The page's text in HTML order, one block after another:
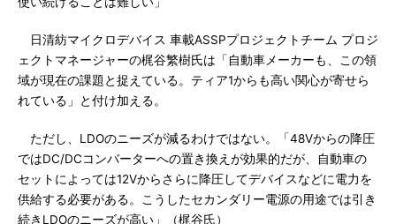
日清紡マイクロデバイス 車載ASSPプロジェクトチーム プロジ
ェクトマネージャーの梶谷繁樹氏は「自動車メーカーも、この領
域が現在の課題と捉えている。ティア1からも高い関心が寄せら
れている」と付け加える。
ただし、LDOのニーズが減るわけではない。「48Vからの降圧
ではDC/DCコンバーターへの置き換えが効果的だが、自動車の
セットによっては12Vからさらに降圧してデバイスなどに電力を
供給する必要がある。こうしたセカンダリー電源の用途では引き
続きLDOのニーズが高い」（梶谷氏）